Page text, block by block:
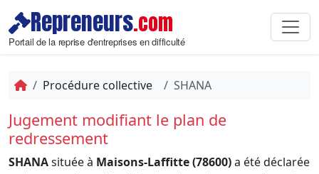
Repreneurs.com
Portail de la reprise d'entreprises en difficulté
Procédure collective SHANA
Jugement modifiant le plan de
redressement
SHANAsituée à Maisons-Laffitte (78600)a été déclarée